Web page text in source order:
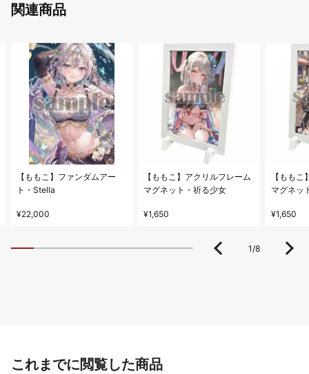
関連商品
【ももこ】ファンダムアー
ト・Stella
¥22,000
【ももこ】アクリルフレーム
マグネット・祈る少女
¥1,650
【もも
マグネッ
¥1,650
1 /8
これまでに閲覧した商品